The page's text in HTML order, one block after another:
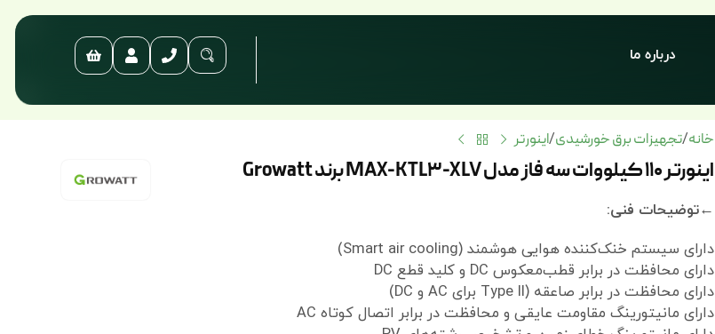
درباره ما
خانه/تجهیزات برق خورشیدی/اینورتر
اینورتر 110 کیلووات سه فاز مدل MAX-KTL3-XLV برند Growatt
←توضیحات فنی:
دارای سیستم خنک‌کننده هوایی هوشمند (Smart air cooling)
دارای محافظت در برابر قطب‌معکوس DC و کلید قطع DC
دارای محافظت در برابر صاعقه (Type II برای AC و DC)
دارای مانیتورینگ مقاومت عایقی و محافظت در برابر اتصال کوتاه AC